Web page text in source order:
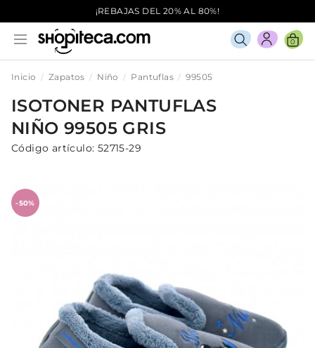
¡REBAJAS DEL 20% AL 80%!
0
Inicio Zapatos Niño Pantuflas 99505
ISOTONER PANTUFLAS
NIÑO 99505 GRIS
Código artículo: 52715-29
-50%